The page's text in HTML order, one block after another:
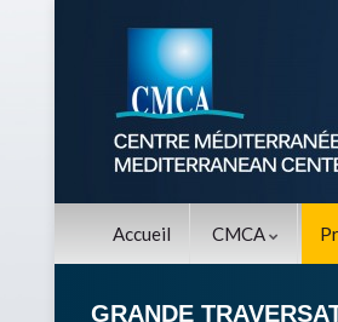
Accueil CMCA
GRANDE